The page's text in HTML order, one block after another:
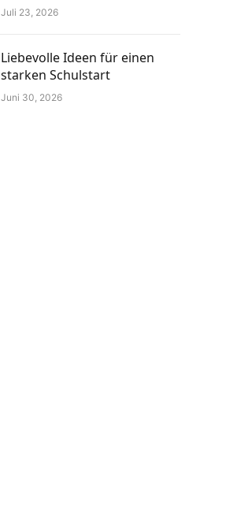
Juli 23, 2026
Liebevolle Ideen für einen
starken Schulstart
Juni 30, 2026